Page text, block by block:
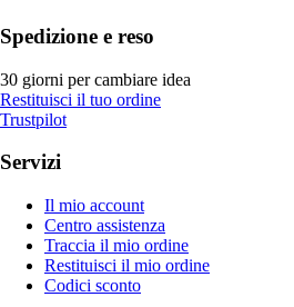
Spedizione e reso
30 giorni per cambiare idea
Restituisci il tuo ordine
Trustpilot
Servizi
Il mio account
Centro assistenza
Traccia il mio ordine
Restituisci il mio ordine
Codici sconto